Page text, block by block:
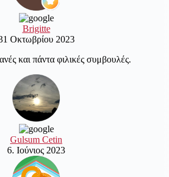
Brigitte
Οκτωβρίου 2023
και πάντα φιλικές συμβουλές.
Gulsum Cetin
6. Ιούνιος 2023